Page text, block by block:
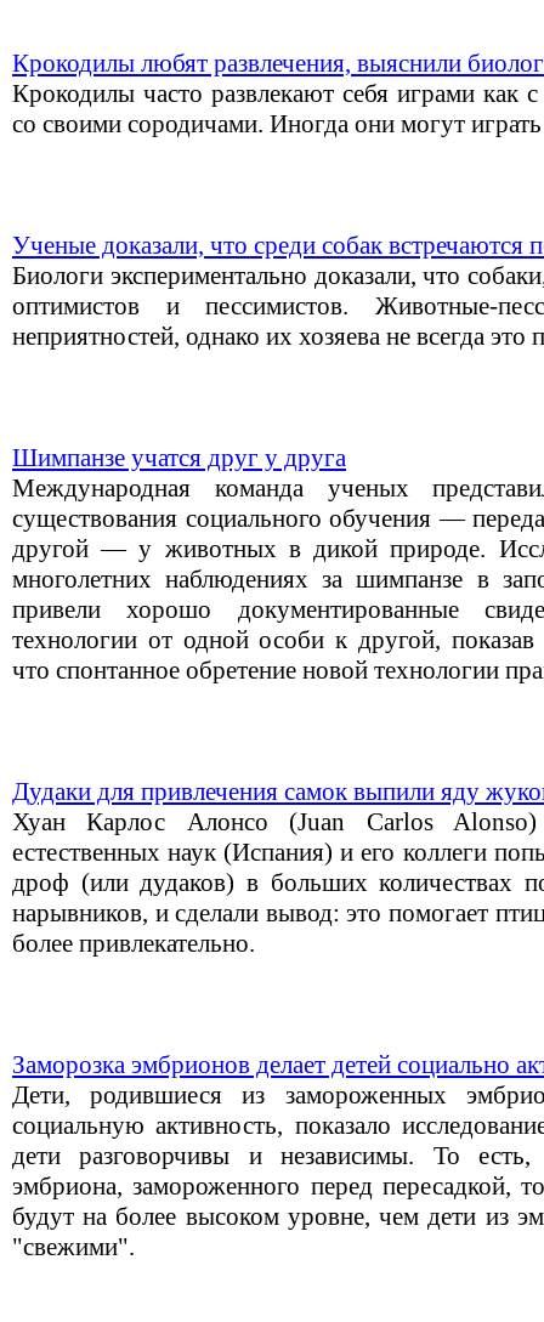
Крокодилы любят развлечения, выяснили
Крокодилы часто развлекают себя играми как
со своими сородичами. Иногда они могут
Ученые доказали, что среди собак встречаются
Биологи экспериментально доказали, что
оптимистов и пессимистов. Животные-
неприятностей, однако их хозяева не всегда это
Шимпанзе учатся друг у друга
Международная команда ученых
существования социального обучения —
другой — у животных в дикой природе.
многолетних наблюдениях за шимпанзе в
привели хорошо документированные
технологии от одной особи к другой, показав
что спонтанное обретение новой технологии
Дудаки для привлечения самок выпили яду
Хуан Карлос Алонсо (Juan Carlos Alonso)
естественных наук (Испания) и его коллеги
дроф (или дудаков) в больших количествах
нарывников, и сделали вывод: это помогает
более привлекательно.
Заморозка эмбрионов делает детей социально
Дети, родившиеся из замороженных
социальную активность, показало
дети разговорчивы и независимы. То
эмбриона, замороженного перед пересадкой,
будут на более высоком уровне, чем дети из
"свежими".